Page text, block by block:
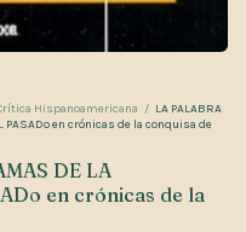
Hispanoamericana / LA PALABRA
PASADo en crónicas de la conquisa de
DE LA
en crónicas de la